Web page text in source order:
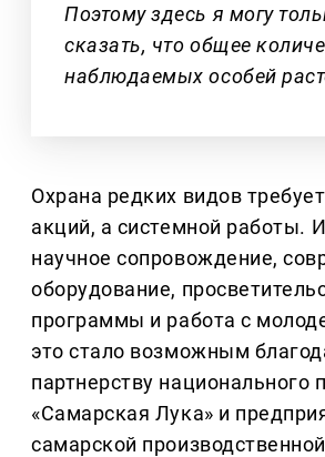
Поэтому здесь я могу
сказать, что общее
наблюдаемых особей
Охрана редких видов
акций, а системной работы.
научное сопровождение,
оборудование,
программы и работа с
это стало возможным
партнерству национального
«Самарская Лука» и
самарской